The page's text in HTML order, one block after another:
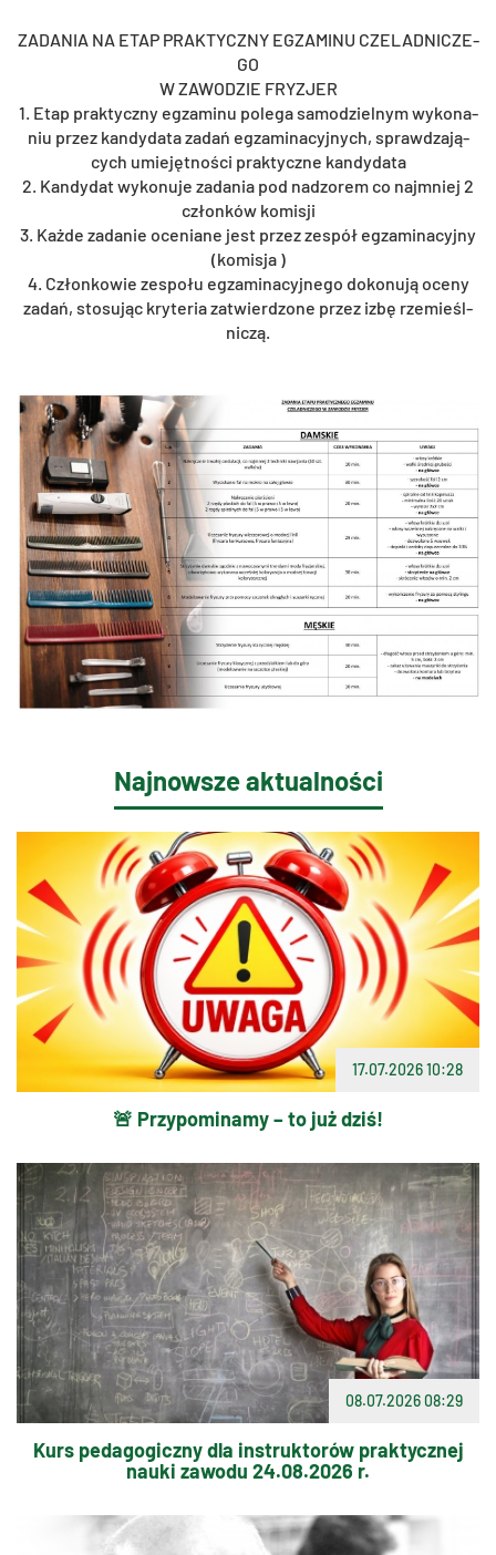
ZA­DA­NIA NA ETAP PRAK­TYCZ­NY EG­ZA­MI­NU CZE­LAD­NI­CZE­
GO
W ZA­WO­DZIE FRY­ZJER
1. Etap prak­tycz­ny eg­za­mi­nu po­le­ga sa­mo­dziel­nym wy­ko­na­
niu przez kan­dy­da­ta zadań eg­za­mi­na­cyj­nych, spraw­dza­ją­
cych umie­jęt­no­ści prak­tycz­ne kan­dy­da­ta
2. Kan­dy­dat wy­ko­nu­je za­da­nia pod nad­zo­rem co naj­mniej 2
człon­ków ko­mi­sji
3. Każde za­da­nie oce­nia­ne jest przez ze­spół eg­za­mi­na­cyj­ny
(ko­mi­sja )
4. Człon­ko­wie ze­spo­łu eg­za­mi­na­cyj­ne­go do­ko­nu­ją oceny
zadań, sto­su­jąc kry­te­ria za­twier­dzo­ne przez izbę rze­mieśl­
ni­czą.
Najnowsze aktualności
17.07.2026 10:28
🚨 Przypominamy – to już dziś!
08.07.2026 08:29
Kurs pedagogiczny dla instruktorów praktycznej
nauki zawodu 24.08.2026 r.